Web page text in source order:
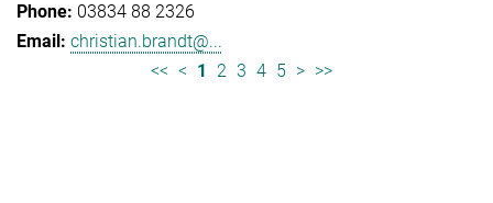
03834 88 2326
christian.brandt@...
<< < 1 2 3 4 5 > >>